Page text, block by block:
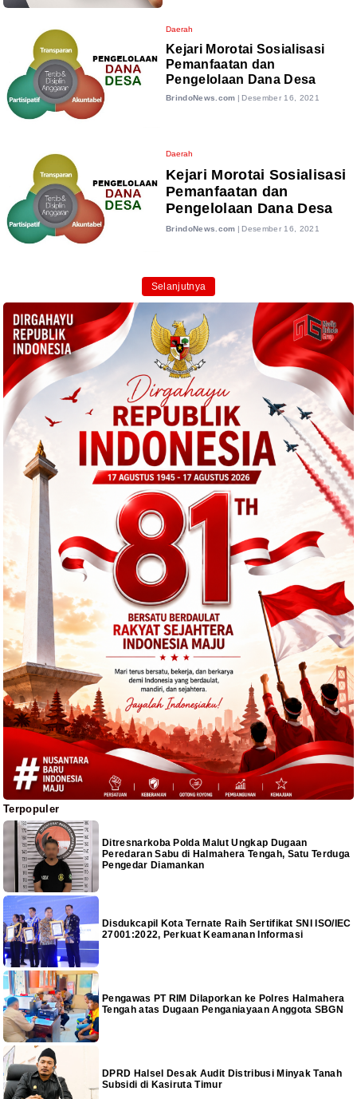
Daerah
Kejari Morotai Sosialisasi
Pemanfaatan dan
Pengelolaan Dana Desa
BrindoNews.com | Desember 16, 2021
Daerah
Kejari Morotai Sosialisasi
Pemanfaatan dan
Pengelolaan Dana Desa
BrindoNews.com | Desember 16, 2021
Selanjutnya
Terpopuler
Ditresnarkoba Polda Malut Ungkap Dugaan
Peredaran Sabu di Halmahera Tengah, Satu Terduga
Pengedar Diamankan
Disdukcapil Kota Ternate Raih Sertifikat SNI ISO/IEC
27001:2022, Perkuat Keamanan Informasi
Pengawas PT RIM Dilaporkan ke Polres Halmahera
Tengah atas Dugaan Penganiayaan Anggota SBGN
DPRD Halsel Desak Audit Distribusi Minyak Tanah
Subsidi di Kasiruta Timur